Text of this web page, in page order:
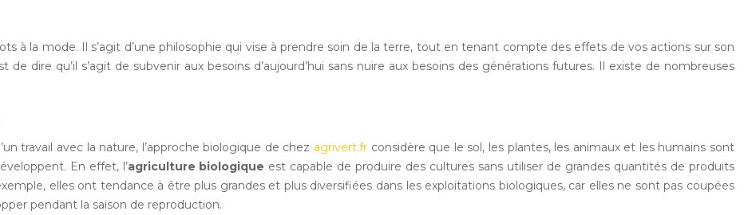
à la mode. Il s’agit d’une philosophie qui vise à prendre soin de la terre, tout en tenant compte des effets de vos actions sur son
dire qu’il s’agit de subvenir aux besoins d’aujourd’hui sans nuire aux besoins des générations futures. Il existe de nombreuses
travail avec la nature, l’approche biologique de chez agrivert.fr considère que le sol, les plantes, les animaux et les humains sont
En effet, l’agriculture biologique est capable de produire des cultures sans utiliser de grandes quantités de produits
elles ont tendance à être plus grandes et plus diversifiées dans les exploitations biologiques, car elles ne sont pas coupées
pendant la saison de reproduction.